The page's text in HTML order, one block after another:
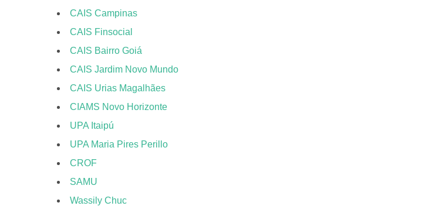
CAIS Campinas
CAIS Finsocial
CAIS Bairro Goiá
CAIS Jardim Novo Mundo
CAIS Urias Magalhães
CIAMS Novo Horizonte
UPA Itaipú
UPA Maria Pires Perillo
CROF
SAMU
Wassily Chuc